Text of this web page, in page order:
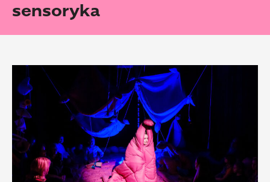
sensoryka
Czytaj
więcej